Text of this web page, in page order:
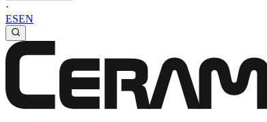
·
ESEN